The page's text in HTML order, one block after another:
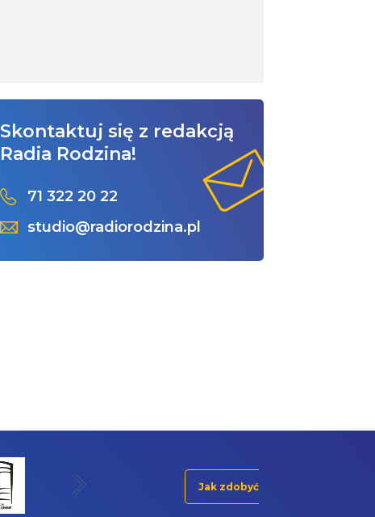
Skontaktuj się z redakcją
Radia Rodzina!
71 322 20 22
studio@radiorodzina.pl
Jak zdobyć